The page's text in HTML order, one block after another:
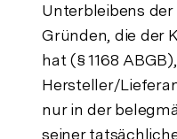
Unterbleibens
Gründen, die der
hat (§ 1168
Hersteller/
nur in der
seiner